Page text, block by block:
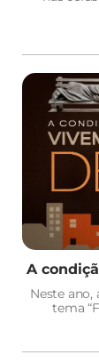
A
Neste
tema